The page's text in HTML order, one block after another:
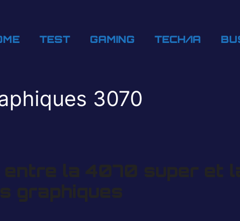
TEST GAMING TECH/IA
3070
entre la 4070 super et
graphiques